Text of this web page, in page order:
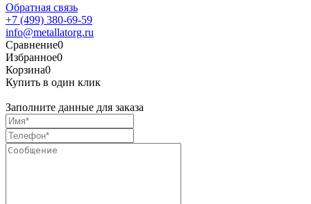
Обратная связь
+7 (499) 380-69-59
info@metallatorg.ru
Сравнение0
Избранное0
Корзина0
Купить в один клик
Заполните данные для заказа